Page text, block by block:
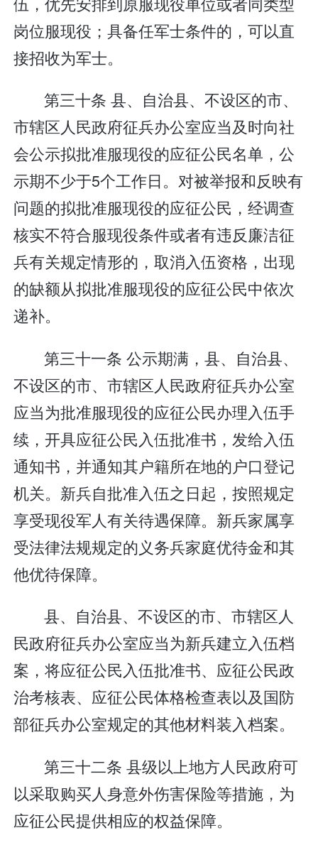
岗位服现役；具备任军士条件的，可以直
接招收为军士。
第三十条 县、自治县、不设区的市、
市辖区人民政府征兵办公室应当及时向社
会公示拟批准服现役的应征公民名单，公
示期不少于5个工作日。对被举报和反映有
问题的拟批准服现役的应征公民，经调查
核实不符合服现役条件或者有违反廉洁征
兵有关规定情形的，取消入伍资格，出现
的缺额从拟批准服现役的应征公民中依次
递补。
第三十一条 公示期满，县、自治县、
不设区的市、市辖区人民政府征兵办公室
应当为批准服现役的应征公民办理入伍手
续，开具应征公民入伍批准书，发给入伍
通知书，并通知其户籍所在地的户口登记
机关。新兵自批准入伍之日起，按照规定
享受现役军人有关待遇保障。新兵家属享
受法律法规规定的义务兵家庭优待金和其
他优待保障。
县、自治县、不设区的市、市辖区人
民政府征兵办公室应当为新兵建立入伍档
案，将应征公民入伍批准书、应征公民政
治考核表、应征公民体格检查表以及国防
部征兵办公室规定的其他材料装入档案。
第三十二条 县级以上地方人民政府可
以采取购买人身意外伤害保险等措施，为
应征公民提供相应的权益保障。